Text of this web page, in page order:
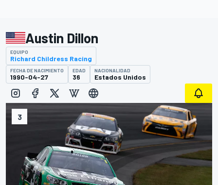
3
Austin Dillon
EQUIPO
Richard Childress Racing
FECHA DE NACIMIENTO
1990-04-27
EDAD
36
NACIONALIDAD
Estados Unidos